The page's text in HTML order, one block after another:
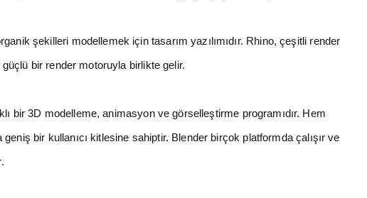
şekilleri modellemek için tasarım yazılımıdır. Rhino, çeşitli render
bir render motoruyla birlikte gelir.
bir 3D modelleme, animasyon ve görselleştirme programıdır. Hem
bir kullanıcı kitlesine sahiptir. Blender birçok platformda çalışır ve